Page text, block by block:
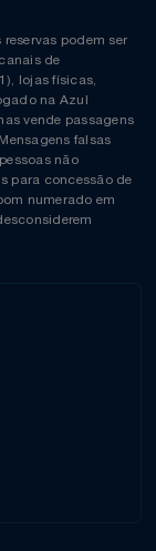
reservas podem ser
de
lojas físicas,
na Azul
vende passagens
falsas
não
para concessão de
numerado em